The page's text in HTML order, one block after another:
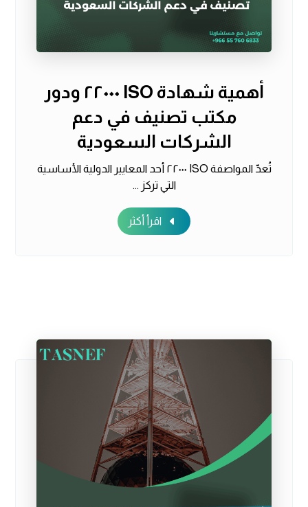
أهمية شهادة ISO ٢٢٠٠٠ ودور
مكتب تصنيف في دعم
الشركات السعودية
تُعدّ المواصفة ISO ٢٢٠٠٠ أحد المعايير الدولية الأساسية
التي تركز ...
اقرأ أكثر